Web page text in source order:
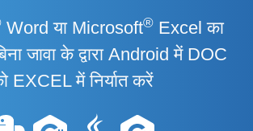
Word या Microsoft® Excel का
जावा के द्वारा Android में DOC
EXCEL में निर्यात करें